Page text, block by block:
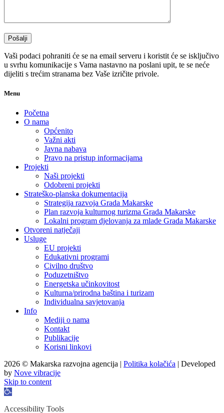
Vaši podaci pohraniti će se na email serveru i koristit će se isključivo
u svrhu komunikacije s Vama nastavno na poslani upit, te se neće
dijeliti s trećim stranama bez Vaše izričite privole.
Menu
Početna
O nama
Općenito
Važni akti
Javna nabava
Pravo na pristup informacijama
Projekti
Naši projekti
Odobreni projekti
Strateško-planska dokumentacija
Strategija razvoja Grada Makarske
Plan razvoja kulturnog turizma Grada Makarske
Lokalni program djelovanja za mlade Grada Makarske
Otvoreni natječaji
Usluge
EU projekti
Edukativni programi
Civilno društvo
Poduzetništvo
Energetska učinkovitost
Kulturna/prirodna baština i turizam
Individualna savjetovanja
Info
Mediji o nama
Kontakt
Publikacije
Korisni linkovi
2026 © Makarska razvojna agencija | Politika kolačića | Developed
by Nove vibracije
Skip to content
Open
Accessibility Tools